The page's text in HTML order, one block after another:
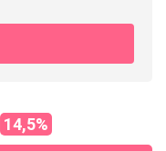
14,5%